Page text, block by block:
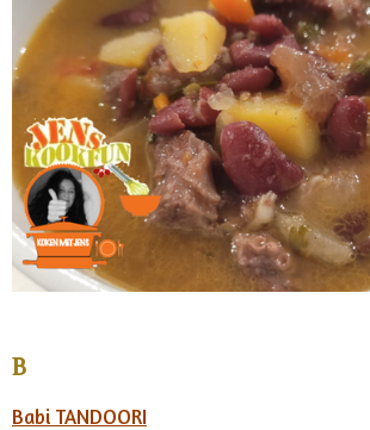
B
Babi TANDOORI